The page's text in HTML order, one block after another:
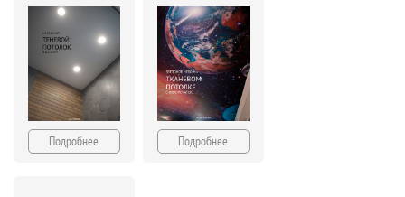
Подробнее Подробнее